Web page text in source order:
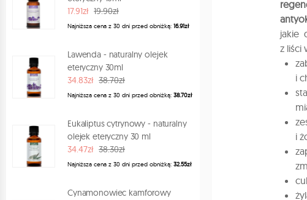
jakie
z liści
i
i
17.91zł 19.90zł
Najniższa cena z 30 dni przed obniżką: 16.91zł
Lawenda - naturalny olejek
eteryczny 30ml
34.83zł 38.70zł
Najniższa cena z 30 dni przed obniżką: 38.70zł
Eukaliptus cytrynowy - naturalny
olejek eteryczny 30 ml
34.47zł 38.30zł
Najniższa cena z 30 dni przed obniżką: 32.55zł
Cynamonowiec kamforowy